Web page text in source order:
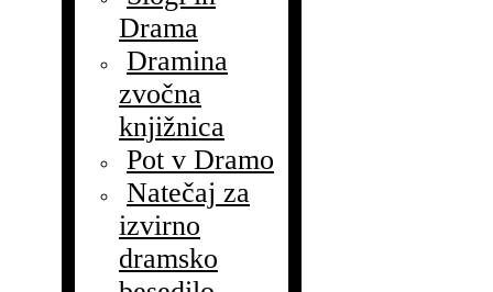
Drama
Dramina
zvočna
knjižnica
Pot v Dramo
Natečaj za
izvirno
dramsko